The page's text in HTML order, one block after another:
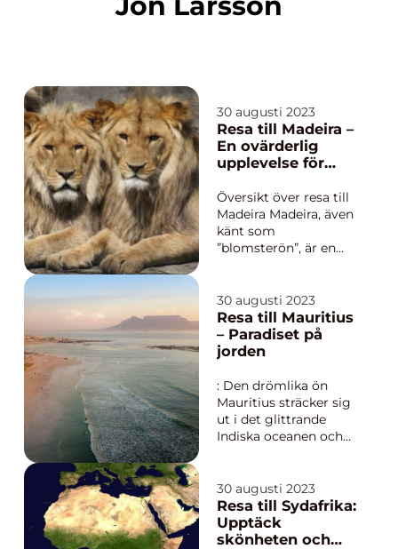
30 augusti 2023
Resa till Madeira –
En ovärderlig
upplevelse för
Översikt över resa till
Madeira Madeira, även
känt som
”blomsterön”, är en
Portugals mest
populära
turistdestinationer.
Ön, belägen cirka 600
nordvästra kust, är
känd för sin enastå...
30 augusti 2023
Resa till Mauritius
– Paradiset på
jorden
: Den drömlika ön
Mauritius sträcker sig
ut i det glittrande
Indiska oceanen och
upplevelse av paradis.
Med sina gnistrande
vita stränder, turkosa
laguner och frodig
30 augusti 2023
Resa till Sydafrika:
Upptäck
skönheten och